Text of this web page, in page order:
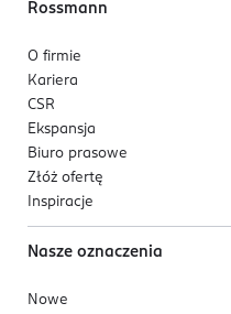
Rossmann
O firmie
Kariera
CSR
Ekspansja
Biuro prasowe
Złóż ofertę
Inspiracje
Nasze oznaczenia
Nowe